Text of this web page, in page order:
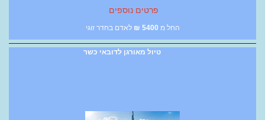
פרטים נוספים
החל מ 5400
₪ לאדם בחדר זוגי
טיול מאורגן לדובאי כשר